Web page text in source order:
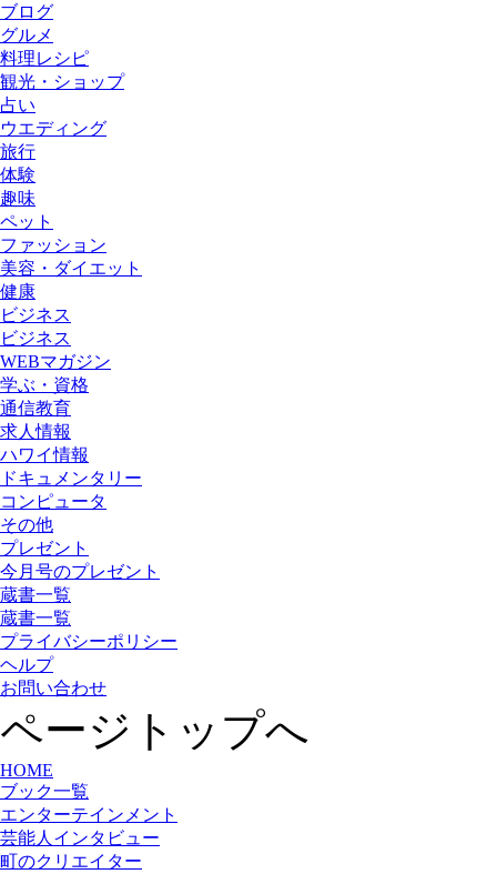
ブログ
グルメ
料理レシピ
観光・ショップ
占い
ウエディング
旅行
体験
趣味
ペット
ファッション
美容・ダイエット
健康
ビジネス
ビジネス
WEBマガジン
学ぶ・資格
通信教育
求人情報
ハワイ情報
ドキュメンタリー
コンピュータ
その他
プレゼント
今月号のプレゼント
蔵書一覧
蔵書一覧
プライバシーポリシー
ヘルプ
お問い合わせ
ページトップへ
HOME
ブック一覧
エンターテインメント
芸能人インタビュー
町のクリエイター